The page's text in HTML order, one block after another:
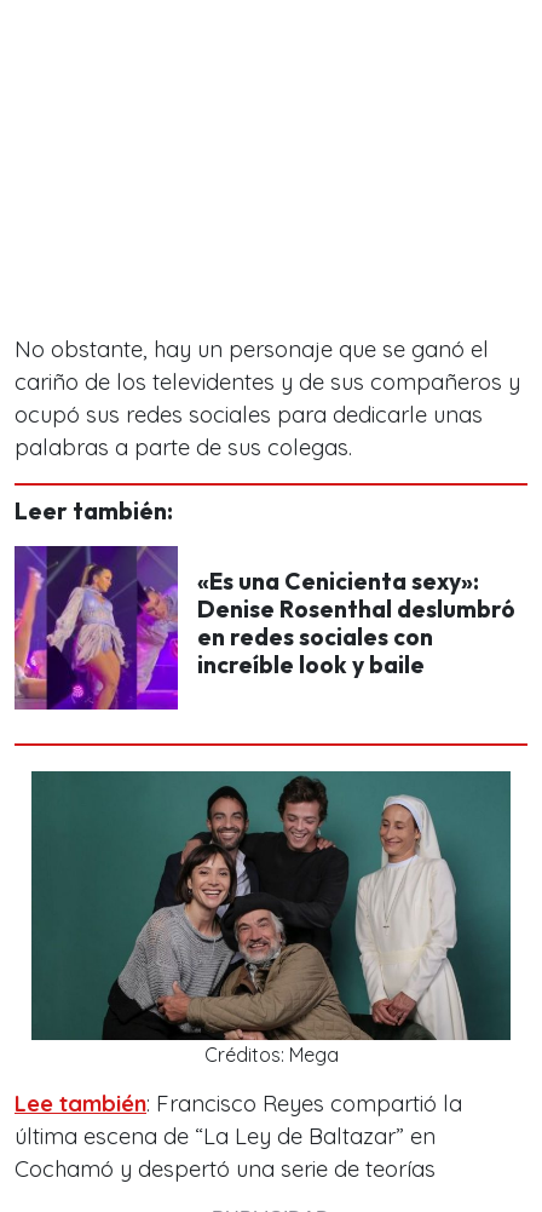
No obstante, hay un personaje que se ganó el
cariño de los televidentes y de sus compañeros y
ocupó sus redes sociales para dedicarle unas
palabras a parte de sus colegas.
Leer también:
«Es una Cenicienta sexy»:
Denise Rosenthal deslumbró
en redes sociales con
increíble look y baile
Créditos: Mega
Lee también: Francisco Reyes compartió la
última escena de “La Ley de Baltazar” en
Cochamó y despertó una serie de teorías